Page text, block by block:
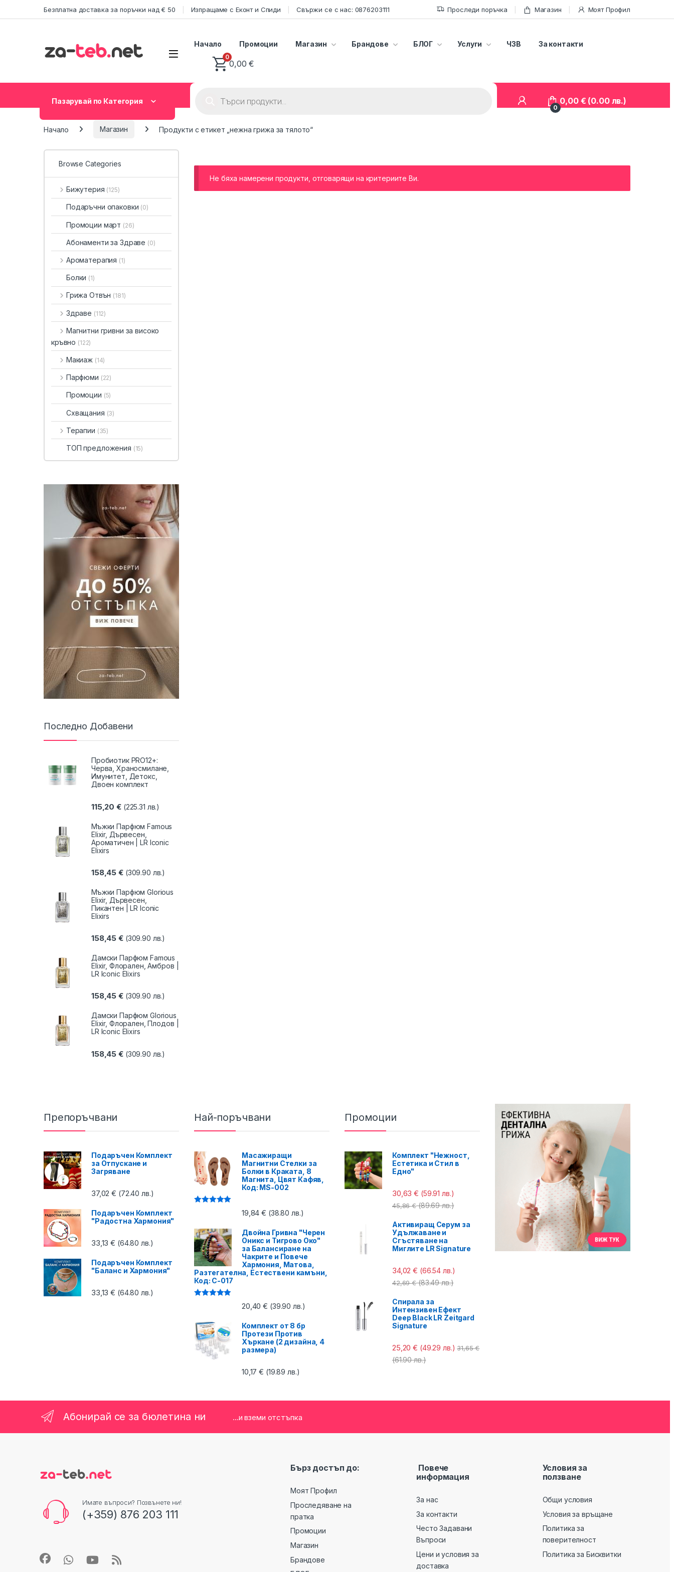
Безплатна доставка за поръчки над € 50 Изпращаме с Еконт и Спиди Свържи се с нас: 0876203111 Проследи поръчка Магазин Моят Профил
Начало Промоции Магазин Брандове БЛОГ Услуги ЧЗВ За контакти
0
0,00€
Пазарувай по Категория
0
0,00 € (0.00 лв.)
Начало Магазин Продукти с етикет „нежна грижа за тялото“
Не бяха намерени продукти, отговарящи на критериите Ви.
Browse Categories
Бижутерия (125)
Подаръчни опаковки (0)
Промоции март (26)
Абонаменти за Здраве (0)
Ароматерапия (1)
Болки (1)
Грижа Отвън (181)
Здраве (112)
Магнитни гривни за високо
кръвно (122)
Макиаж (14)
Парфюми (22)
Промоции (5)
Схващания (3)
Терапии (35)
ТОП предложения (15)
Последно Добавени
Пробиотик PRO12+:
Черва, Храносмилане,
Имунитет, Детокс,
Двоен комплект
115,20€ (225.31 лв.)
Мъжки Парфюм Famous
Elixir, Дървесен,
Ароматичен | LR Iconic
Elixirs
158,45€ (309.90 лв.)
Мъжки Парфюм Glorious
Elixir, Дървесен,
Пикантен | LR Iconic
Elixirs
158,45€ (309.90 лв.)
Дамски Парфюм Famous
Elixir, Флорален, Амбров |
LR Iconic Elixirs
158,45€ (309.90 лв.)
Дамски Парфюм Glorious
Elixir, Флорален, Плодов |
LR Iconic Elixirs
158,45€ (309.90 лв.)
Препоръчвани
Подаръчен Комплект
за Отпускане и
Загряване
37,02€ (72.40 лв.)
Подаръчен Комплект
"Радостна Хармония"
33,13€ (64.80 лв.)
Подаръчен Комплект
"Баланс и Хармония"
33,13€ (64.80 лв.)
Най-поръчвани
Масажиращи
Магнитни Стелки за
Болки в Краката, 8
Магнита, Цвят Кафяв,
Код: MS-002
19,84€ (38.80 лв.)
Двойна Гривна "Черен
Оникс и Тигрово Око"
за Балансиране на
Чакрите и Повече
Хармония, Матова,
Разтегателна, Естествени камъни,
Код: C-017
20,40€ (39.90 лв.)
Комплект от 8 бр
Протези Против
Хъркане (2 дизайна, 4
размера)
10,17€ (19.89 лв.)
Промоции
Комплект "Нежност,
Естетика и Стил в
Едно"
30,63€ (59.91 лв.)
45,86€ (89.69 лв.)
Активиращ Серум за
Удължаване и
Сгъстяване на
Миглите LR Signature
34,02€ (66.54 лв.)
42,69€ (83.49 лв.)
Спирала за
Интензивен Ефект
Deep Black LR Zeitgard
Signature
25,20€ (49.29 лв.) 31,65€
(61.90 лв.)
Абонирай се за бюлетина ни ...и вземи отстъпка
Имате въпроси? Позвънете ни!
(+359) 876 203 111
Бърз достъп до:
Моят Профил
Проследяване на
пратка
Промоции
Магазин
Брандове
Повече
информация
За нас
За контакти
Често Задавани
Въпроси
Цени и условия за
доставка
Условия за
ползване
Общи условия
Условия за връщане
Политика за
поверителност
Политика за Бисквитки